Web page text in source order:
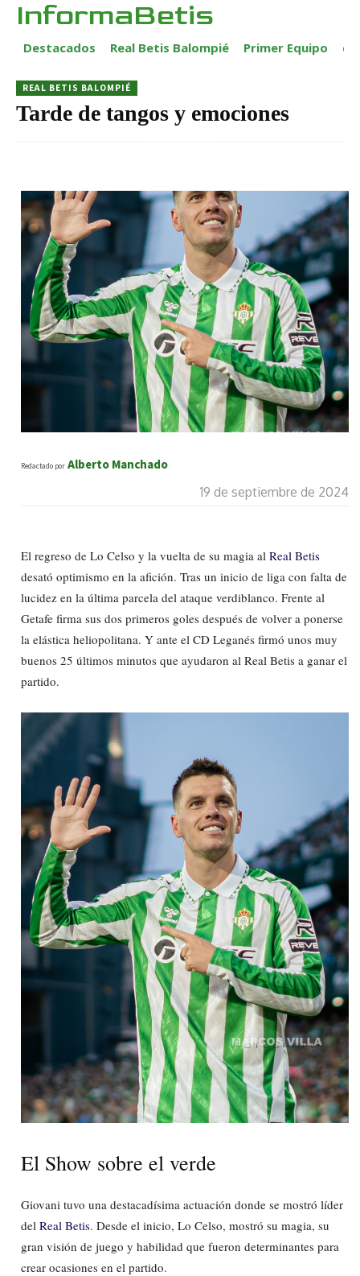
InformaBetis
Destacados Real Betis Balompié Primer Equipo
REAL BETIS BALOMPIÉ
Tarde de tangos y emociones
Redactado por Alberto Manchado
19 de septiembre de 2024
El regreso de Lo Celso y la vuelta de su magia al Real Betis
desató optimismo en la afición. Tras un inicio de liga con falta de
lucidez en la última parcela del ataque verdiblanco. Frente al
Getafe firma sus dos primeros goles después de volver a ponerse
la elástica heliopolitana. Y ante el CD Leganés firmó unos muy
buenos 25 últimos minutos que ayudaron al Real Betis a ganar el
partido.
El Show sobre el verde
Giovani tuvo una destacadísima actuación donde se mostró líder
del Real Betis. Desde el inicio, Lo Celso, mostró su magia, su
gran visión de juego y habilidad que fueron determinantes para
crear ocasiones en el partido.